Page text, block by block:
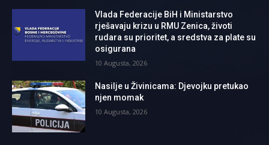
Vlada Federacije BiH i Ministarstvo
rješavaju krizu u RMU Zenica, životi
rudara su prioritet, a sredstva za plate su
osigurana
10 Augusta, 2026
Nasilje u Živinicama: Djevojku pretukao
njen momak
10 Augusta, 2026